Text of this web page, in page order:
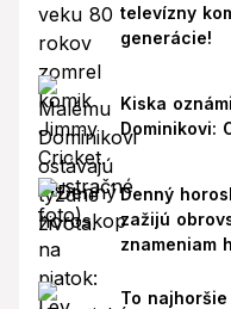
televízny
generácie!
Kiska
Dominikovi:
Denný
zažijú
znameniam
To najhoršie